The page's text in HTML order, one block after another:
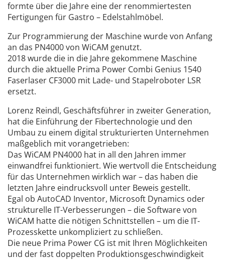
formte über die Jahre eine der renommiertesten
Fertigungen für Gastro – Edelstahlmöbel.
Zur Programmierung der Maschine wurde von Anfang
an das PN4000 von WiCAM genutzt.
2018 wurde die in die Jahre gekommene Maschine
durch die aktuelle Prima Power Combi Genius 1540
Faserlaser CF3000 mit Lade- und Stapelroboter LSR
ersetzt.
Lorenz Reindl, Geschäftsführer in zweiter Generation,
hat die Einführung der Fibertechnologie und den
Umbau zu einem digital strukturierten Unternehmen
maßgeblich mit vorangetrieben:
Das WiCAM PN4000 hat in all den Jahren immer
einwandfrei funktioniert. Wie wertvoll die Entscheidung
für das Unternehmen wirklich war – das haben die
letzten Jahre eindrucksvoll unter Beweis gestellt.
Egal ob AutoCAD Inventor, Microsoft Dynamics oder
strukturelle IT-Verbesserungen – die Software von
WiCAM hatte die nötigen Schnittstellen – um die IT-
Prozesskette unkompliziert zu schließen.
Die neue Prima Power CG ist mit Ihren Möglichkeiten
und der fast doppelten Produktionsgeschwindigkeit